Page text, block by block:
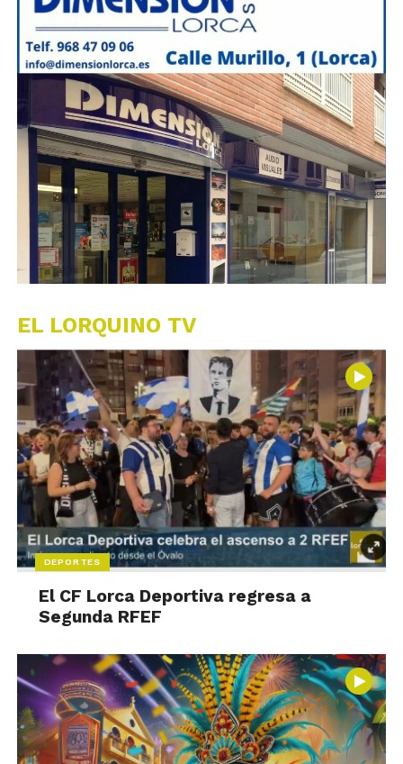
EL LORQUINO TV
DEPORTES
El CF Lorca Deportiva regresa a
Segunda RFEF